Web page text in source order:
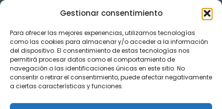
Gestionar consentimiento
Para ofrecer las mejores experiencias, utilizamos tecnologías
como las cookies para almacenar y/o acceder a la información
del dispositivo. El consentimiento de estas tecnologías nos
permitirá procesar datos como el comportamiento de
navegación o las identificaciones únicas en este sitio. No
consentir o retirar el consentimiento, puede afectar negativamente
a ciertas características y funciones.
605 834 045
948 368 156
Jardinería y Agenda Local 2030
948 074 848
TRANSPARENCIA
Videos de los plenos en YouTube